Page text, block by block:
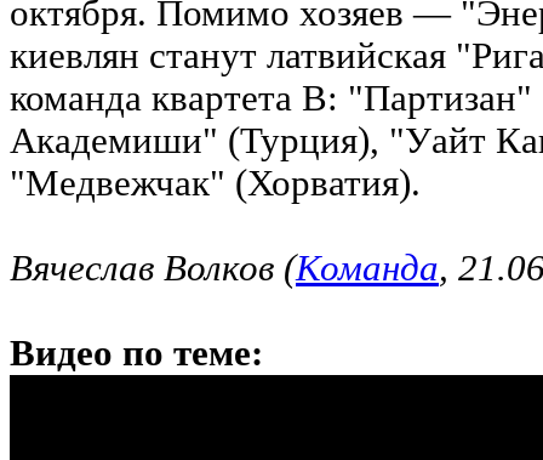
октября. Помимо хозяев —
киевлян станут латвийская
команда квартета B:
Академиши" (Турция), "Уайт
"Медвежчак" (Хорватия).
Вячеслав Волков (Команда,
Видео по теме: